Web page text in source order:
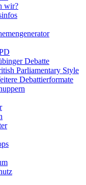
wir?
Debatte
Parliamentary Style
Debattierformate